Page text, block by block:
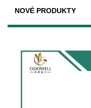
NOVÉ PRODUKTY